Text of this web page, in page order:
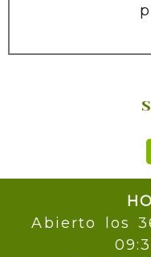
Abierto los